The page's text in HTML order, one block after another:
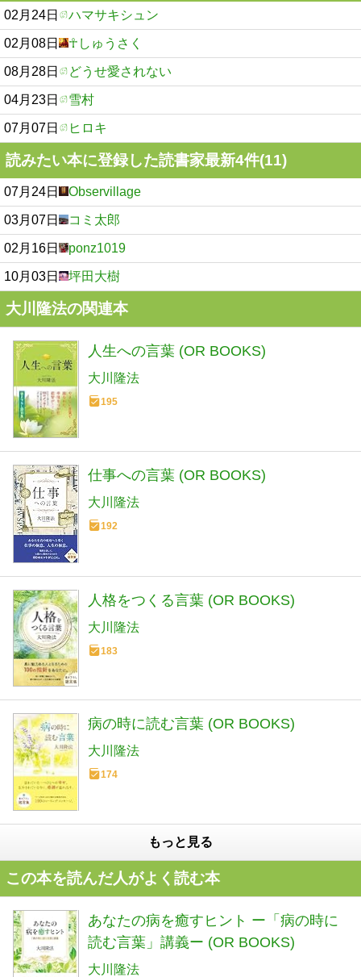
02月24日 ハマサキシュン
02月08日 ☥しゅうさく
08月28日 どうせ愛されない
04月23日 雪村
07月07日 ヒロキ
読みたい本に登録した読書家最新4件(11)
07月24日 Observillage
03月07日 コミ太郎
02月16日 ponz1019
10月03日 坪田大樹
大川隆法の関連本
人生への言葉 (OR BOOKS)
大川隆法
195
仕事への言葉 (OR BOOKS)
大川隆法
192
人格をつくる言葉 (OR BOOKS)
大川隆法
183
病の時に読む言葉 (OR BOOKS)
大川隆法
174
もっと見る
この本を読んだ人がよく読む本
あなたの病を癒すヒント ー「病の時に
読む言葉」講義ー (OR BOOKS)
大川隆法